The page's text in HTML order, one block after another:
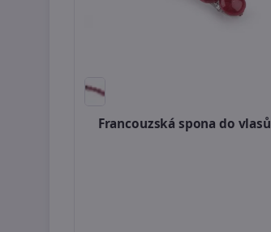
Francouzská spona do vlasů